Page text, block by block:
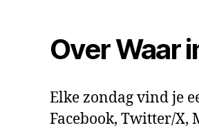
Over Waar
Elke zondag vind je
Facebook, Twitter/X,